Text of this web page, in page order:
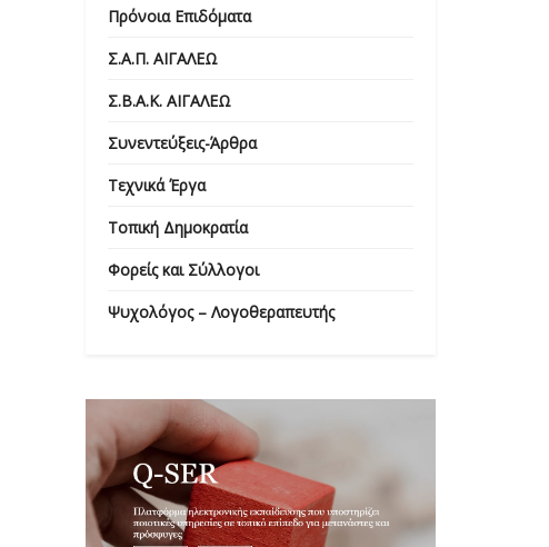
Πρόνοια Επιδόματα
Σ.Α.Π. ΑΙΓΑΛΕΩ
Σ.Β.Α.Κ. ΑΙΓΑΛΕΩ
Συνεντεύξεις-Άρθρα
Τεχνικά Έργα
Τοπική Δημοκρατία
Φορείς και Σύλλογοι
Ψυχολόγος – Λογοθεραπευτής